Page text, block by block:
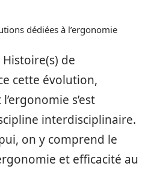
dédiées à l’ergonomie
de
cette évolution,
s’est
interdisciplinaire.
on y comprend le
et efficacité au